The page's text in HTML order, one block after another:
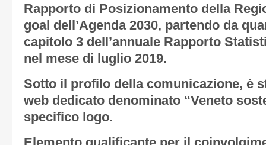
Rapporto di Posizionamento della
goal dell’Agenda 2030, partendo da
capitolo 3 dell’annuale Rapporto
nel mese di luglio 2019.
Sotto il profilo della comunicazione, è
web dedicato denominato “Veneto
specifico logo.